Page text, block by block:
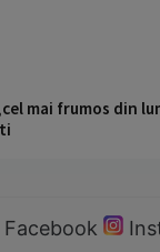
mai frumos din
Facebook